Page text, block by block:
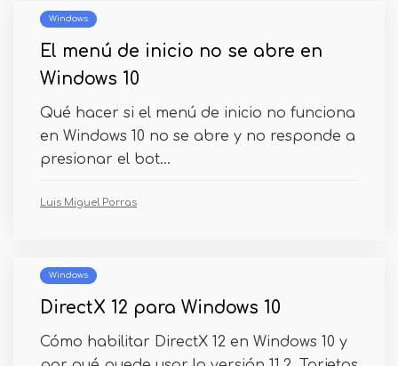
Windows
El menú de inicio no se abre en
Windows 10
Qué hacer si el menú de inicio no funciona
en Windows 10 no se abre y no responde a
presionar el bot...
Luis Miguel Porras
Windows
DirectX 12 para Windows 10
Cómo habilitar DirectX 12 en Windows 10 y